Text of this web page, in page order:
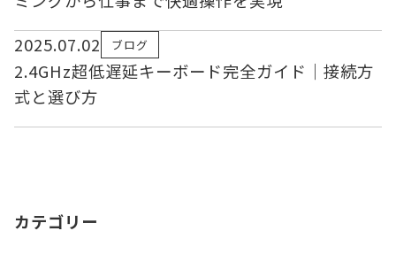
2025.07.02
ブログ
2.4GHz超低遅延キーボード完全ガイド｜接続方
式と選び方
カテゴリー